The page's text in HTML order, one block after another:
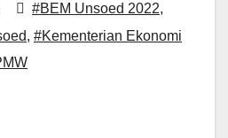
#BEM Unsoed 2022,
, #Kementerian Ekonomi